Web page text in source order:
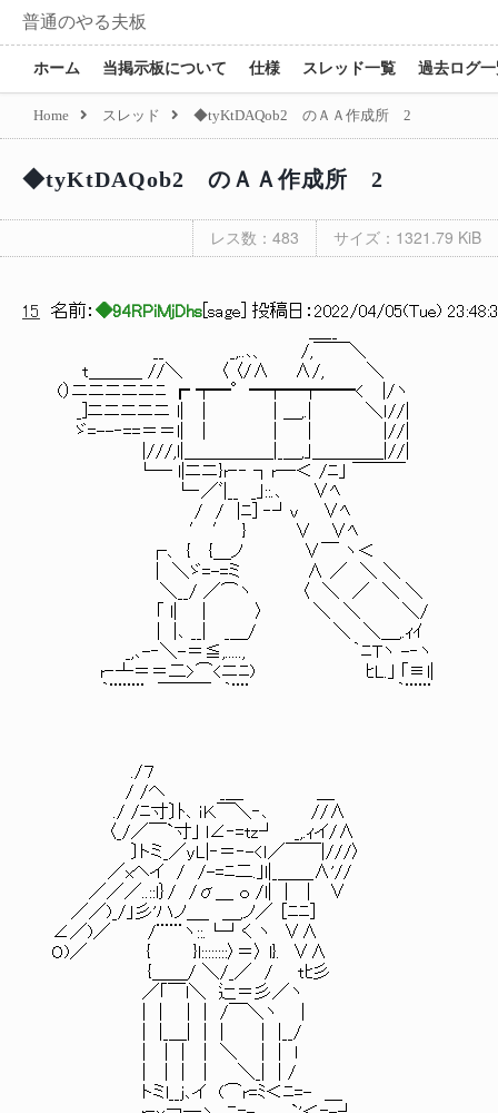
普通のやる夫板
ホーム 当掲示板について 仕様 スレッド一覧 過去ログ
Home スレッド ◆tyKtDAQob2 のＡＡ作成所 2
◆tyKtDAQob2 のＡＡ作成所 2
レス数：483 サイズ：1321.79 KiB
15 名前： ◆94RPiMjDhs sage ] 投稿日： 2022/04/05(Tue)
__ _,..､、 /,￣￣＼
t＿＿＿ //＼ 〈 〈/∧ ∧/, ＼
(）ニニニニニﾆ ┏ ┯━°━┯━┯━━< |/ヽ
_]ニニニニニ l| | | ＿,.| ＼ｌ//|
ゞ=--‐==＝＝l| | | | |//|
|///,l|＿＿＿＿＿|_＿,｣＿＿＿＿|//|
└― l|ニニ}r‐‐ ┐r―＜ /ﾆ｣ ￣￣￣
└‐／ﾞ|__ _｣::.､ ∨ﾍ
/ / |ﾆ] ‐┘v ∨ﾍ
′ ′ } ∨ ∨ﾍ
┌､ { {＿ノ ∨￣ ヽ＜
| ＼ゞ=-=ミ ∧ ／ ＼ ＼
＼__/ ／⌒ヽ 〈 ＼ ／ ＼ ＼
｢ l| | 〉 ＼ ＼ ＼/
| |､ __| _＿/ ＼ ＼＿,.ｨｲ
_,､-‐＼-＝≦,....., ｀ﾆTヽ -‐ヽ
r‐┴＝＝二>⌒<ニﾆ) ﾋL.｣ ｢≡l|
./７
/ /ヘ _＿ ＿
./ /ﾆ寸〕ﾄ､ ｉＫ￣＼‐､ //∧
〈_/／￣`寸｣ l∠‐=tz┘ _,.ｨイ/∧
〕トミ_／yL|‐＝‐-<ｌ／￣￣|///〉
／xヘイ / /-=ﾆ二.｣l|_＿＿∧'//
／／／..::l｝/ /σ＿ ｏ /l| | | ∨
／／)_/」彡'ハノ＿_ ＿,ノ／ ［ﾆﾆ]
∠／)／ /¨¨¨ヽ::.└┘く ヽ ∨∧
O)／ { }l::::::::〉＝〉 l}. ∨∧
{＿＿/ ＼/_／ / tﾋ彡
／｢￣l＼ 辷＝彡／ヽ
| | | | /￣＼ヽ |
| |_＿| | | | |__/
| | | | ＼ | | l
| | | | ＼_| | /
トミl__j､イ (⌒r=ﾐ＜ﾆ=- ＿